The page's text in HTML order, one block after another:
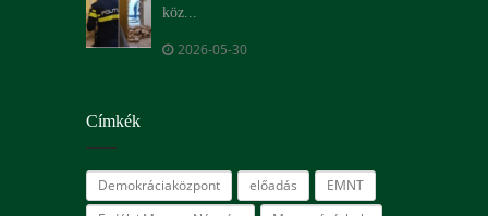
köz...
2026-05-30
Címkék
Demokráciaközpont előadás
EMNT